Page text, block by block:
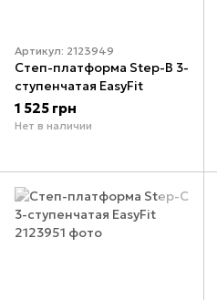
Артикул: 2123949
Степ-платформа Step-B 3-
ступенчатая EasyFit
1 525 грн
Нет в наличии